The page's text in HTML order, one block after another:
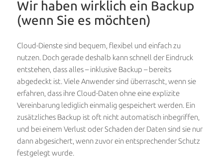
Wir haben wirklich ein Backup
(wenn Sie es möchten)
Cloud-Dienste sind bequem, flexibel und einfach zu
nutzen. Doch gerade deshalb kann schnell der Eindruck
entstehen, dass alles – inklusive Backup – bereits
abgedeckt ist. Viele Anwender sind überrascht, wenn sie
erfahren, dass ihre Cloud-Daten ohne eine explizite
Vereinbarung lediglich einmalig gespeichert werden. Ein
zusätzliches Backup ist oft nicht automatisch inbegriffen,
und bei einem Verlust oder Schaden der Daten sind sie nur
dann abgesichert, wenn zuvor ein entsprechender Schutz
festgelegt wurde.